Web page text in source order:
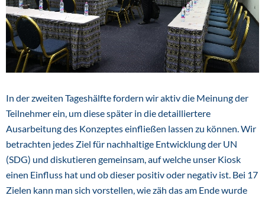
In der zweiten Tageshälfte fordern wir aktiv die Meinung der
Teilnehmer ein, um diese später in die detailliertere
Ausarbeitung des Konzeptes einfließen lassen zu können. Wir
betrachten jedes Ziel für nachhaltige Entwicklung der UN
(SDG) und diskutieren gemeinsam, auf welche unser Kiosk
einen Einfluss hat und ob dieser positiv oder negativ ist. Bei 17
Zielen kann man sich vorstellen, wie zäh das am Ende wurde